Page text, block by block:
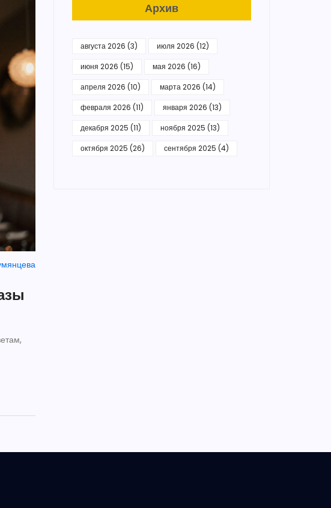
Архив
августа 2026 (3) июля 2026 (12)
июня 2026 (15) мая 2026 (16)
апреля 2026 (10) марта 2026 (14)
февраля 2026 (11) января 2026 (13)
декабря 2025 (11) ноября 2025 (13)
октября 2025 (26) сентября 2025 (4)